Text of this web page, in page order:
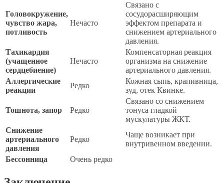
Головокружение,
чувство жара,
потливость
Нечасто
Связано с
сосудорасширяющим
эффектом препарата и
снижением артериального
давления.
Тахикардия
(учащенное
сердцебиение)
Нечасто
Компенсаторная реакция
организма на снижение
артериального давления.
Аллергические
реакции
Редко
Кожная сыпь, крапивница,
зуд, отек Квинке.
Тошнота, запор Редко
Связано со снижением
тонуса гладкой
мускулатуры ЖКТ.
Снижение
артериального
давления
Редко
Чаще возникает при
внутривенном введении.
Бессонница
Очень редко